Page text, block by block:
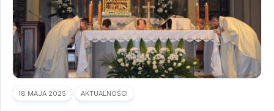
18 MAJA 2025 AKTUALNOŚCI